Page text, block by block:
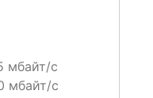
мбайт/с
мбайт/с